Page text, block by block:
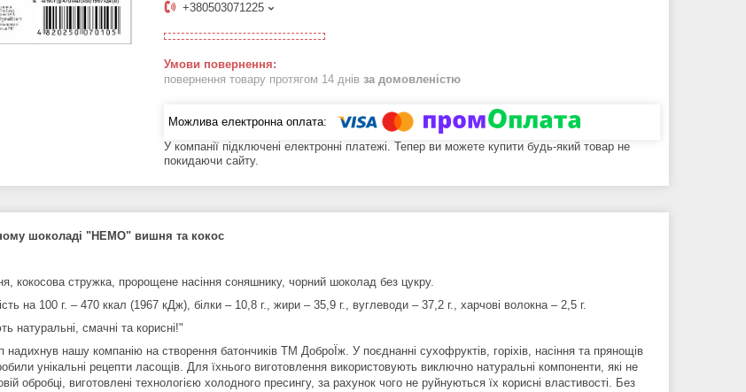
+380503071225
повернення товару протягом 14 днів за домовленістю
У компанії підключені електронні платежі. Тепер ви можете купити будь-який товар не
покидаючи сайту.
шоколаді "HEMO" вишня та кокос
кокосова стружка, пророщене насіння соняшнику, чорний шоколад без цукру.
на 100 г. – 470 ккал (1967 кДж), білки – 10,8 г., жири – 35,9 г., вуглеводи – 37,2 г., харчові волокна – 2,5 г.
натуральні, смачні та корисні!"
нашу компанію на створення батончиків ТМ ДоброЇж. У поєднанні сухофруктів, горіхів, насіння та прянощів
унікальні рецепти ласощів. Для їхнього виготовлення використовують виключно натуральні компоненти, які не
обробці, виготовлені технологією холодного пресингу, за рахунок чого не руйнуються їх корисні властивості. Без